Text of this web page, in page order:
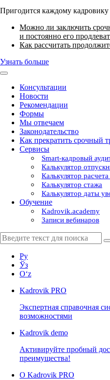
Пригодится каждому кадровику
Можно ли заключить
и постоянно его
Как рассчитать
Узнать больше
Консультации
Новости
Рекомендации
Формы
Мы отвечаем
Законодательство
Как прекратить срочный
Сервисы
Smart-кадровый
Калькулятор
Калькулятор
Калькулятор стажа
Калькулятор даты
Обучение
Kadrovik.academy
Записи вебинаров
Ру
Ўз
Oʻz
Kadrovik PRO
Экспертная справочная
возможностями
Kadrovik demo
Активируйте пробный
преимущества!
О Kadrovik PRO